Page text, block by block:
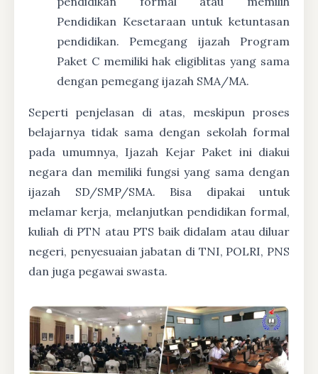
Pendidikan Kesetaraan untuk ketuntasan
pendidikan. Pemegang ijazah Program
Paket C memiliki hak eligiblitas yang sama
dengan pemegang ijazah SMA/MA.
Seperti penjelasan di atas, meskipun proses
belajarnya tidak sama dengan sekolah formal
pada umumnya, Ijazah Kejar Paket ini diakui
negara dan memiliki fungsi yang sama dengan
ijazah SD/SMP/SMA. Bisa dipakai untuk
melamar kerja, melanjutkan pendidikan formal,
kuliah di PTN atau PTS baik didalam atau diluar
negeri, penyesuaian jabatan di TNI, POLRI, PNS
dan juga pegawai swasta.